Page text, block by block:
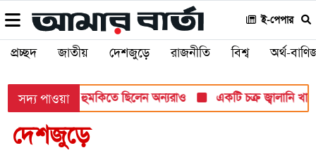
ই-পেপার
প্রচ্ছদ জাতীয় দেশজুড়ে রাজনীতি বিশ্ব অর্থ-
সদ্য পাওয়া
টার্গেট, হুমকিতে ছিলেন অন্যরাও একটি চক্র জ্বালানি
দেশজুড়ে